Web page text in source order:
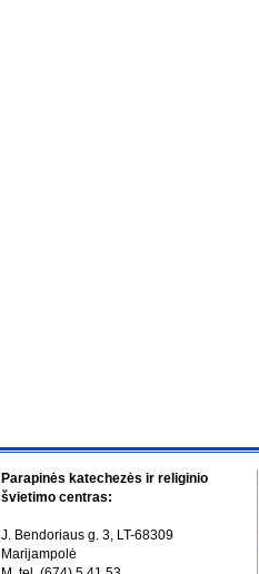
Parapinės katechezės ir religinio
švietimo centras:
J. Bendoriaus g. 3, LT-68309
Marijampolė